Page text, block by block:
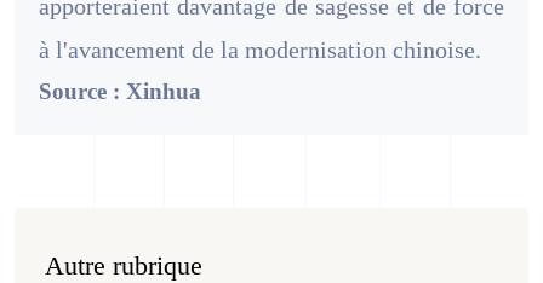
apporteraient davantage de sagesse et de force
à l'avancement de la modernisation chinoise.
Source : Xinhua
Autre rubrique